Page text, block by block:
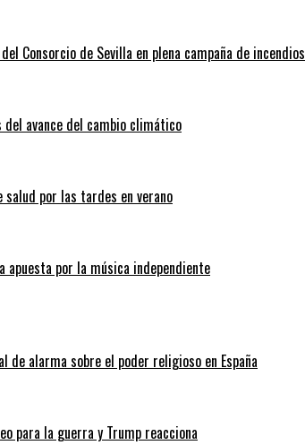
Consorcio de Sevilla en plena campaña de incendios
del avance del cambio climático
por las tardes en verano
apuesta por la música independiente
de alarma sobre el poder religioso en España
para la guerra y Trump reacciona